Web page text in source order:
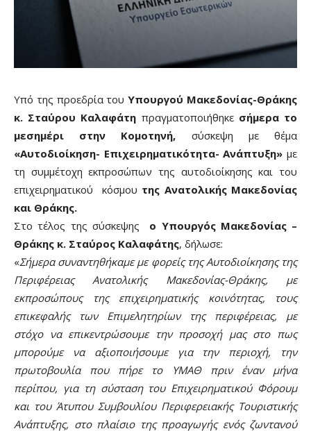
Υπό της προεδρία τουΥπουργού Μακεδονίας-Θράκης
κ. Σταύρου Καλαφάτη πραγματοποιήθηκε σήμερα το
μεσημέρι στην Κομοτηνή, σύσκεψη με θέμα
«Αυτοδιοίκηση- Επιχειρηματικότητα- Ανάπτυξη» με
τη συμμέτοχη εκπροσώπων της αυτοδιοίκησης και του
επιχειρηματικού κόσμου της Ανατολικής Μακεδονίας
και Θράκης.
Στο τέλος της σύσκεψης ο Υπουργός Μακεδονίας –
Θράκης κ. Σταύρος Καλαφάτης, δήλωσε:
«Σήμερα συναντηθήκαμε με φορείς της Αυτοδιοίκησης της
Περιφέρειας Ανατολικής Μακεδονίας-Θράκης, με
εκπροσώπους της επιχειρηματικής κοινότητας, τους
επικεφαλής των Επιμελητηρίων της περιφέρειας, με
στόχο να επικεντρώσουμε την προσοχή μας στο πως
μπορούμε να αξιοποιήσουμε για την περιοχή, την
πρωτοβουλία που πήρε το ΥΜΑΘ πριν έναν μήνα
περίπου, για τη σύσταση του Επιχειρηματικού Φόρουμ
και του Άτυπου Συμβουλίου Περιφερειακής Τουριστικής
Ανάπτυξης, στο πλαίσιο της προαγωγής ενός ζωντανού